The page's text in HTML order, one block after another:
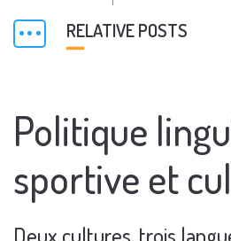
RELATIVE POSTS
Politique
sportive et
Deux cultures, trois